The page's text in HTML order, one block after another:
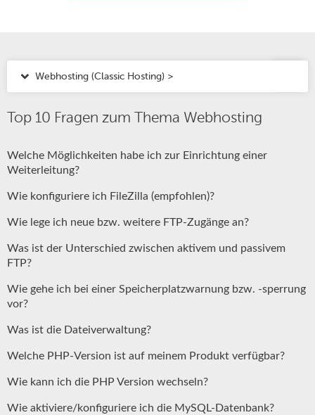
Webhosting (Classic Hosting) >
Top 10 Fragen zum Thema Webhosting
Welche Möglichkeiten habe ich zur Einrichtung einer
Weiterleitung?
Wie konfiguriere ich FileZilla (empfohlen)?
Wie lege ich neue bzw. weitere FTP-Zugänge an?
Was ist der Unterschied zwischen aktivem und passivem
FTP?
Wie gehe ich bei einer Speicherplatzwarnung bzw. -sperrung
vor?
Was ist die Dateiverwaltung?
Welche PHP-Version ist auf meinem Produkt verfügbar?
Wie kann ich die PHP Version wechseln?
Wie aktiviere/konfiguriere ich die MySQL-Datenbank?